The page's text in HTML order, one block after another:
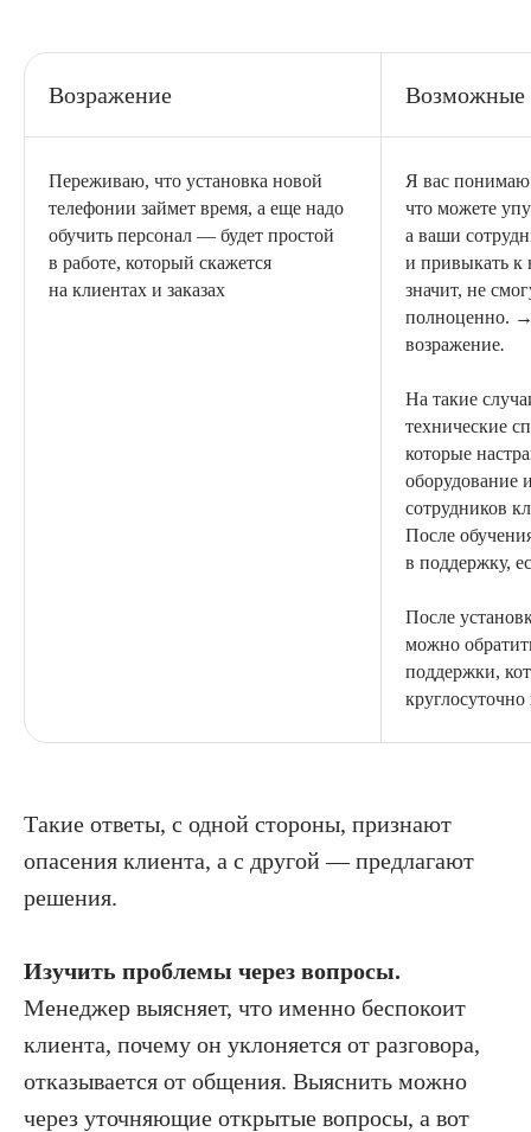
Возражение Возможные
Переживаю, что установка новой
телефонии займет время, а еще надо
обучить персонал — будет простой
в работе, который скажется
на клиентах и заказах
Я вас
что можете
а ваши
и привыкать к
значит, не
полноценно.
возражение.
На такие
технические
которые
оборудование
сотрудников
После
в поддержку,
После
можно
поддержки,
Такие ответы, с одной стороны, признают
опасения клиента, а с другой — предлагают
решения.
Изучить проблемы через вопросы.
Менеджер выясняет, что именно беспокоит
клиента, почему он уклоняется от разговора,
отказывается от общения. Выяснить можно
через уточняющие открытые вопросы, а вот